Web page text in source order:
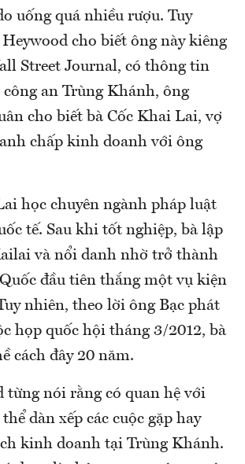
uống quá nhiều rượu. Tuy
cho biết ông này kiêng
Street Journal, có thông tin
công an Trùng Khánh, ông
cho biết bà Cốc Khai Lai, vợ
chấp kinh doanh với ông
học chuyên ngành pháp luật
tế. Sau khi tốt nghiệp, bà lập
và nổi danh nhờ trở thành
đầu tiên thắng một vụ kiện
nhiên, theo lời ông Bạc phát
họp quốc hội tháng 3/2012, bà
cách đây 20 năm.
từng nói rằng có quan hệ với
dàn xếp các cuộc gặp hay
kinh doanh tại Trùng Khánh.